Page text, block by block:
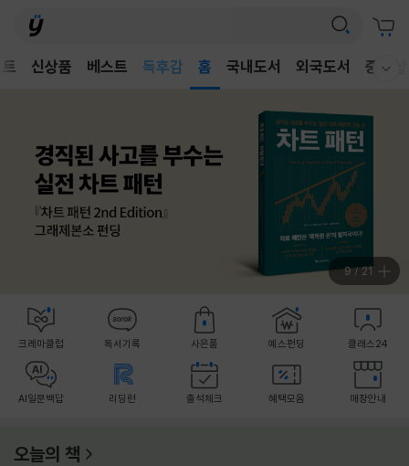
신상품 베스트
독후감
홈 국내도서 외국도서 중고샵
9/21
크레마클럽 독서기록 사은품 예스펀딩 클래스24
AI일문백답 리딩런 출석체크 혜택모음 매장안내
오늘의 책